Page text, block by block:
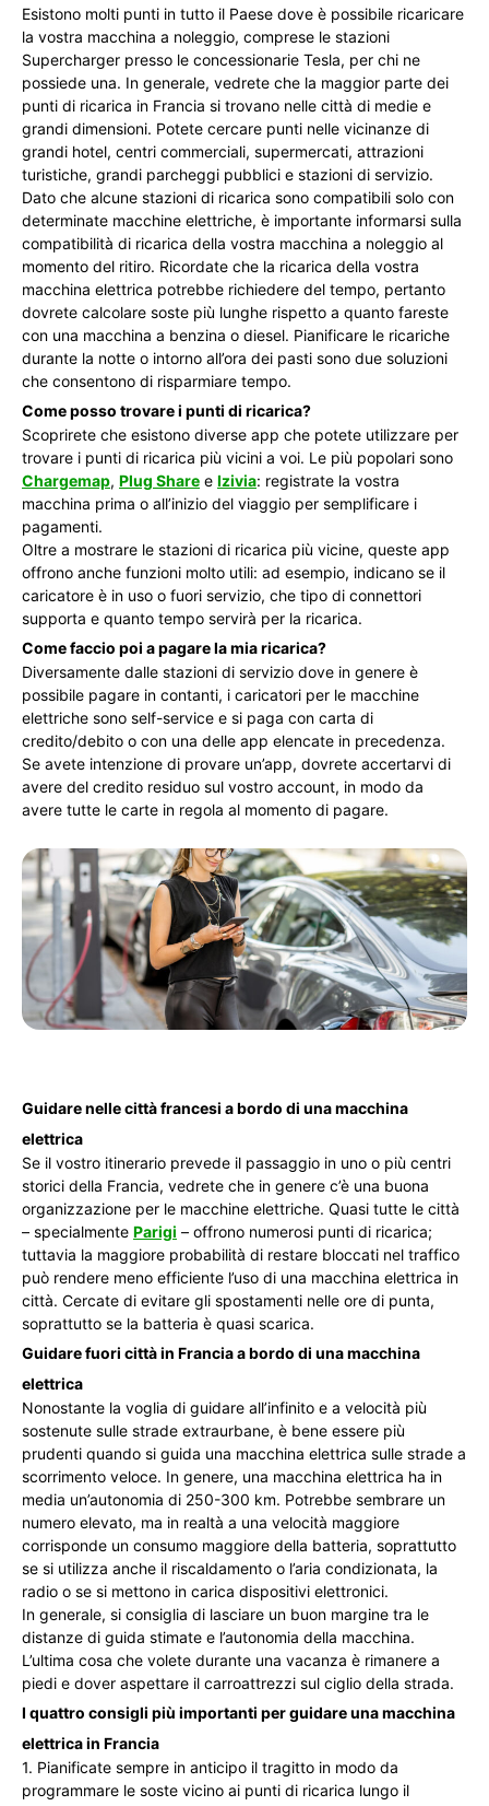
Esistono molti punti in tutto il Paese dove è possibile ricaricare
la vostra macchina a noleggio, comprese le stazioni
Supercharger presso le concessionarie Tesla, per chi ne
possiede una. In generale, vedrete che la maggior parte dei
punti di ricarica in Francia si trovano nelle città di medie e
grandi dimensioni. Potete cercare punti nelle vicinanze di
grandi hotel, centri commerciali, supermercati, attrazioni
turistiche, grandi parcheggi pubblici e stazioni di servizio.
Dato che alcune stazioni di ricarica sono compatibili solo con
determinate macchine elettriche, è importante informarsi sulla
compatibilità di ricarica della vostra macchina a noleggio al
momento del ritiro. Ricordate che la ricarica della vostra
macchina elettrica potrebbe richiedere del tempo, pertanto
dovrete calcolare soste più lunghe rispetto a quanto fareste
con una macchina a benzina o diesel. Pianificare le ricariche
durante la notte o intorno all’ora dei pasti sono due soluzioni
che consentono di risparmiare tempo.
Come posso trovare i punti di ricarica?
Scoprirete che esistono diverse app che potete utilizzare per
trovare i punti di ricarica più vicini a voi. Le più popolari sono
Chargemap, Plug Share e Izivia: registrate la vostra
macchina prima o all’inizio del viaggio per semplificare i
pagamenti.
Oltre a mostrare le stazioni di ricarica più vicine, queste app
offrono anche funzioni molto utili: ad esempio, indicano se il
caricatore è in uso o fuori servizio, che tipo di connettori
supporta e quanto tempo servirà per la ricarica.
Come faccio poi a pagare la mia ricarica?
Diversamente dalle stazioni di servizio dove in genere è
possibile pagare in contanti, i caricatori per le macchine
elettriche sono self-service e si paga con carta di
credito/debito o con una delle app elencate in precedenza.
Se avete intenzione di provare un’app, dovrete accertarvi di
avere del credito residuo sul vostro account, in modo da
avere tutte le carte in regola al momento di pagare.
Guidare nelle città francesi a bordo di una macchina
elettrica
Se il vostro itinerario prevede il passaggio in uno o più centri
storici della Francia, vedrete che in genere c’è una buona
organizzazione per le macchine elettriche. Quasi tutte le città
– specialmente Parigi – offrono numerosi punti di ricarica;
tuttavia la maggiore probabilità di restare bloccati nel traffico
può rendere meno efficiente l’uso di una macchina elettrica in
città. Cercate di evitare gli spostamenti nelle ore di punta,
soprattutto se la batteria è quasi scarica.
Guidare fuori città in Francia a bordo di una macchina
elettrica
Nonostante la voglia di guidare all’infinito e a velocità più
sostenute sulle strade extraurbane, è bene essere più
prudenti quando si guida una macchina elettrica sulle strade a
scorrimento veloce. In genere, una macchina elettrica ha in
media un’autonomia di 250-300 km. Potrebbe sembrare un
numero elevato, ma in realtà a una velocità maggiore
corrisponde un consumo maggiore della batteria, soprattutto
se si utilizza anche il riscaldamento o l’aria condizionata, la
radio o se si mettono in carica dispositivi elettronici.
In generale, si consiglia di lasciare un buon margine tra le
distanze di guida stimate e l’autonomia della macchina.
L’ultima cosa che volete durante una vacanza è rimanere a
piedi e dover aspettare il carroattrezzi sul ciglio della strada.
I quattro consigli più importanti per guidare una macchina
elettrica in Francia
1. Pianificate sempre in anticipo il tragitto in modo da
programmare le soste vicino ai punti di ricarica lungo il